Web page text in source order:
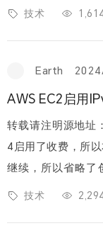
息前往搜索引擎去
技术
Earth
AWS EC2启用
转载请注明源地址：
4启用了收费，所以本站开启了
继续，所以省略了创建VPC等步骤。
C，编辑
技术